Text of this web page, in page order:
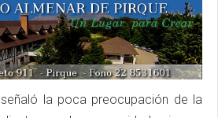
la poca preocupación de la